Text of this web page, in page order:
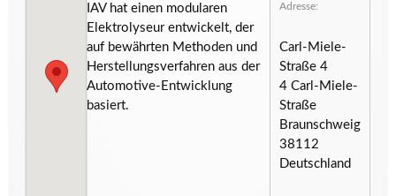
IAV hat einen modularen
Elektrolyseur entwickelt, der
auf bewährten Methoden und
Herstellungsverfahren aus der
Automotive-Entwicklung
basiert.
Adresse:
Carl-Miele-
Straße 4
4 Carl-Miele-
Straße
Braunschweig
38112
Deutschland